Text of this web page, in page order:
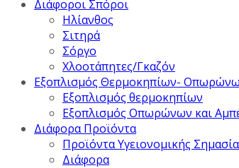
Διάφοροι Σπόροι
Ηλίανθος
Σιτηρά
Σόργο
Χλοοτάπητες/Γκαζόν
Εξοπλισμός Θερμοκηπίων-
Εξοπλισμός θερμοκηπίων
Εξοπλισμός Οπωρώνων και
Διάφορα Προϊόντα
Προϊόντα Υγειονομικής
Διάφορα